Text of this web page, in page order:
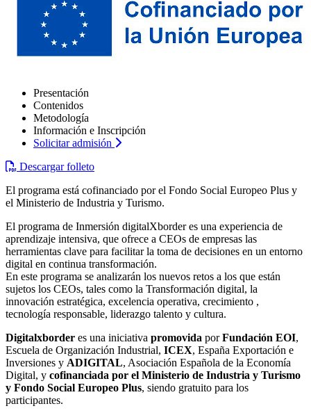
Presentación
Contenidos
Metodología
Información e Inscripción
Solicitar admisión
Descargar folleto
El programa está cofinanciado por el Fondo Social Europeo Plus y
el Ministerio de Industria y Turismo.
El programa de Inmersión digitalXborder es una experiencia de
aprendizaje intensiva, que ofrece a CEOs de empresas las
herramientas clave para facilitar la toma de decisiones en un entorno
digital en continua transformación.
En este programa se analizarán los nuevos retos a los que están
sujetos los CEOs, tales como la Transformación digital, la
innovación estratégica, excelencia operativa, crecimiento ,
tecnología responsable, liderazgo talento y cultura.
Digitalxborder es una iniciativa promovida porFundación EOI,
Escuela de Organización Industrial, ICEX, España Exportación e
Inversiones y ADIGITAL, Asociación Española de la Economía
Digital, y cofinanciada por el Ministerio de Industria y Turismo
y Fondo Social Europeo Plus, siendo gratuito para los
participantes.